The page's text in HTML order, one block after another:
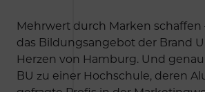
Mehrwert durch Marken schaffen
das Bildungsangebot der Brand
Herzen von Hamburg. Und
BU zu einer Hochschule, deren